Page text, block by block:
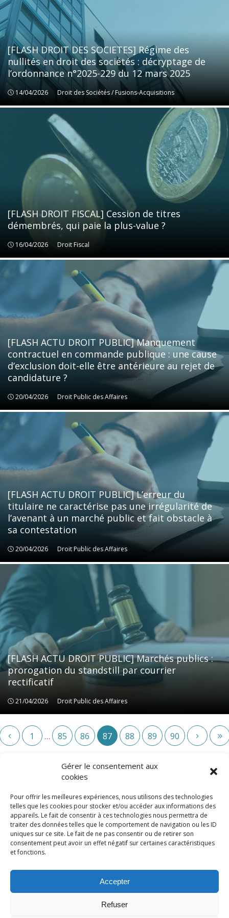
Gérer le consentement aux
cookies
Pour offrir les meilleures expériences, nous utilisons des technologies
telles que les cookies pour stocker et/ou accéder aux informations des
appareils. Le fait de consentir à ces technologies nous permettra de
traiter des données telles que le comportement de navigation ou les ID
uniques sur ce site. Le fait de ne pas consentir ou de retirer son
consentement peut avoir un effet négatif sur certaines caractéristiques
et fonctions.
Accepter
Refuser
[FLASH DROIT DES SOCIETES] Régime des
nullités en droit des sociétés : décryptage de
l’ordonnance n°2025-229 du 12 mars 2025
14/04/2026 Droit des Sociétés / Fusions-Acquisitions
Droit des Sociétés / Fusions-Acquisitions
[FLASH DROIT FISCAL] Cession de titres
démembrés, qui paie la plus-value ?
16/04/2026 Droit Fiscal
Droit Fiscal
[FLASH ACTU DROIT PUBLIC] Manquement
contractuel en commande publique : une cause
d’exclusion doit-elle être antérieure au rejet de
candidature ?
20/04/2026 Droit Public des Affaires
Droit Public des Affaires
[FLASH ACTU DROIT PUBLIC] L’erreur du
titulaire ne caractérise pas une irrégularité de
l’avenant à un marché public et fait obstacle à
sa contestation
20/04/2026 Droit Public des Affaires
Droit Public des Affaires
[FLASH ACTU DROIT PUBLIC] Marchés publics :
prorogation du standstill par courrier
rectificatif
21/04/2026 Droit Public des Affaires
Droit Public des Affaires
1 … 85 86 87 88 89 90
© LexCase 2026
Mentions légales
Politique de confidentialité
Conditions générales
web réalisé par 2cafes